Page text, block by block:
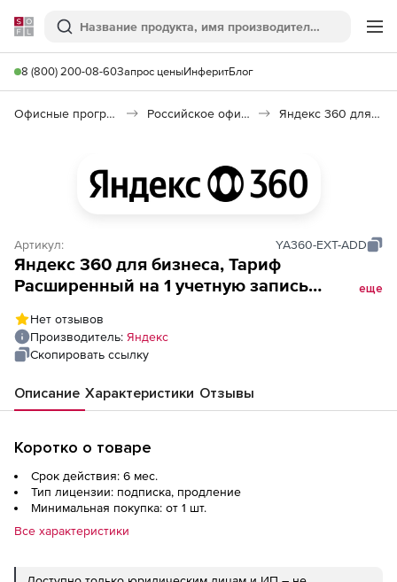
Softline
Поиск
8 (800) 200-08-60Запрос ценыИнферитБлог
Офисные программы Российское офисное ПО (Импортозамещение) Яндекс 360 для бизнеса
Артикул: YA360-EXT-ADD
Яндекс 360 для бизнеса, Тариф
Расширенный на 1 учетную запись
конца действующей подписки), на 6
месяцев до конца действующей подписки
еще
Нет отзывов
Производитель: Яндекс
Скопировать ссылку
Описание Характеристики Отзывы
Коротко о товаре
Срок действия: 6 мес.
Тип лицензии: подписка, продление
Минимальная покупка: от 1 шт.
Все характеристики